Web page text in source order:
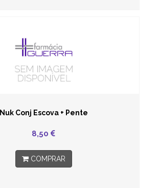
Nuk Conj Escova + Pente
8,50
COMPRAR